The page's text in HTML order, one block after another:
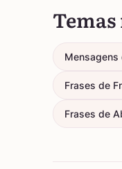
Mensagens
Frases de
Frases de